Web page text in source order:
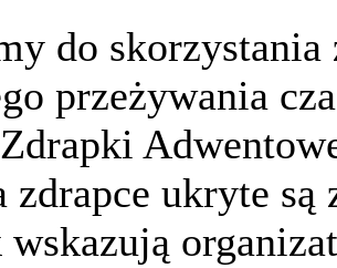
do
przeżywania
zdrapce ukryte są